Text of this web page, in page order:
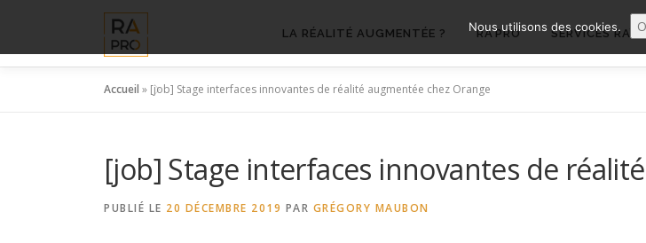
contenu
LA RÉALITÉ AUGMENTÉE ? RA’PRO SERVICES
Accueil » [job] Stage interfaces innovantes de réalité augmentée chez Orange
[job] Stage interfaces innovantes de
PUBLIÉ LE 20 DÉCEMBRE 2019 PAR GRÉGORY MAUBON
Nous utilisons des cookies.